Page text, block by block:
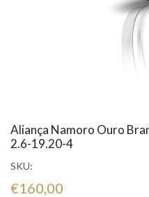
Aliança Namoro Ouro
2.6-19.20-4
SKU:
€160,00